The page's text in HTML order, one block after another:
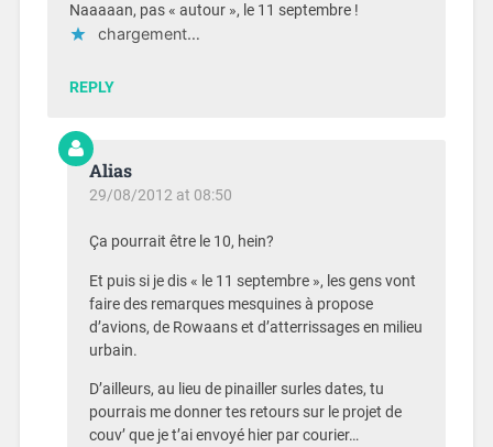
Naaaaan, pas « autour », le 11 septembre !
chargement…
REPLY
Alias
29/08/2012 at 08:50
Ça pourrait être le 10, hein?
Et puis si je dis « le 11 septembre », les gens vont
faire des remarques mesquines à propose
d’avions, de Rowaans et d’atterrissages en milieu
urbain.
D’ailleurs, au lieu de pinailler surles dates, tu
pourrais me donner tes retours sur le projet de
couv’ que je t’ai envoyé hier par courier…